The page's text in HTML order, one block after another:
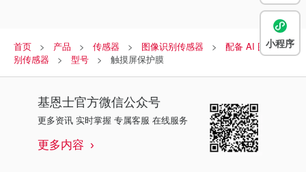
首页 产品 传感器 图像识别传感器
配备 AI 图像识
别传感器
型号 触摸屏保护膜
基恩士官方微信公众号
更多资讯 实时掌握 专属客服 在线服务
更多内容
小程序